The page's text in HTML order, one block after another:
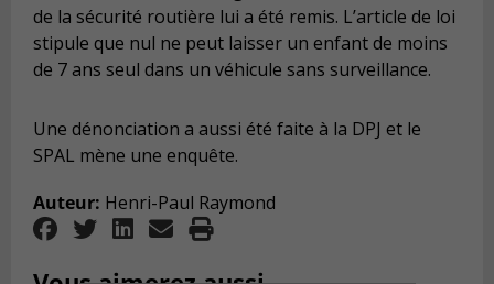
de la sécurité routière lui a été remis. L’article de loi
stipule que nul ne peut laisser un enfant de moins
de 7 ans seul dans un véhicule sans surveillance.
Une dénonciation a aussi été faite à la DPJ et le
SPAL mène une enquête.
Auteur: Henri-Paul Raymond